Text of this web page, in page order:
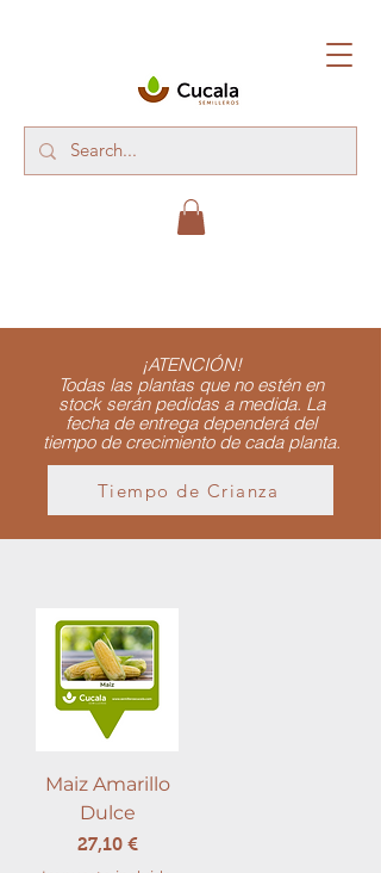
¡ATENCIÓN!
Todas las plantas que no estén en
stock serán pedidas a medida. La
fecha de entrega dependerá del
tiempo de crecimiento de cada planta.
Tiempo de Crianza
Maiz Amarillo
Dulce
Precio
27,10 €